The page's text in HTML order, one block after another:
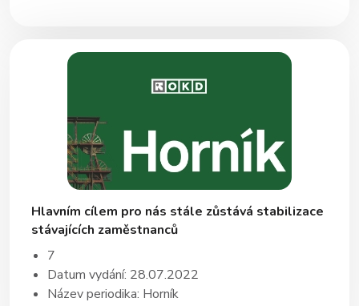
Hlavním cílem pro nás stále zůstává stabilizace
stávajících zaměstnanců
7
Datum vydání: 28.07.2022
Název periodika: Horník